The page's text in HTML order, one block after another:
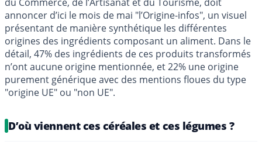
annoncer d’ici le mois de mai "l’Origine-infos", un visuel
présentant de manière synthétique les différentes
origines des ingrédients composant un aliment. Dans le
détail, 47% des ingrédients de ces produits transformés
n’ont aucune origine mentionnée, et 22% une origine
purement générique avec des mentions floues du type
"origine UE" ou "non UE".
D’où viennent ces céréales et ces légumes ?